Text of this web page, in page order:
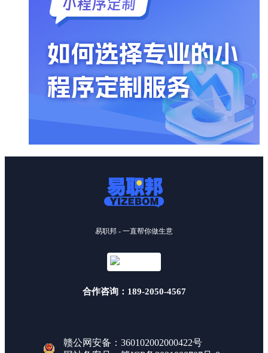
易职邦 - 一直帮你做生意
合作咨询：189-2050-4567
赣公网安备：360102002000422号